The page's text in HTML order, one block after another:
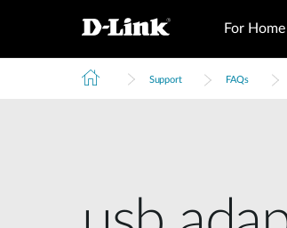
For Home
Support FAQs